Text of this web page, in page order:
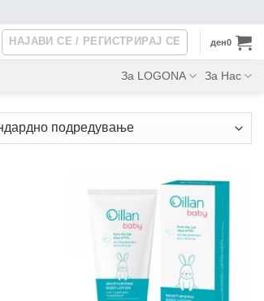
НАЈАВИ СЕ / РЕГИСТРИРАЈ СЕ ден0
За LOGONA За Нас